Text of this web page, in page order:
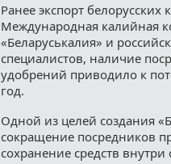
Ранее экспорт
Международная калийная
«Беларуськалия» и
специалистов, наличие
удобрений приводило к
год.
Одной из целей создания
сокращение посредников
сохранение средств